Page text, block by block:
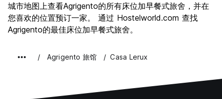
夜生活
6.1
物有所值
7.8
城市地图上查看Agrigento的所有床位加早餐式旅舍，并在
您喜欢的位置预订一家。 通过 Hostelworld.com 查找
Agrigento的最佳床位加早餐式旅舍。
Agrigento 旅馆 Casa Lerux